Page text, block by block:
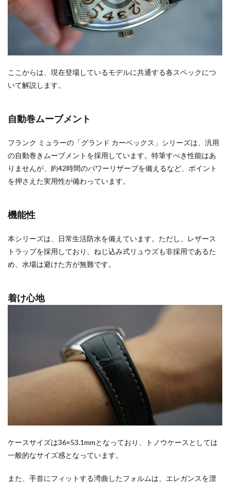
ここからは、現在登場しているモデルに共通する各スペックにつ
いて解説します。
自動巻ムーブメント
フランク ミュラーの「グランド カーベックス」シリーズは、汎用
の自動巻きムーブメントを採用しています。特筆すべき性能はあ
りませんが、約42時間のパワーリザーブを備えるなど、ポイント
を押さえた実用性が備わっています。
機能性
本シリーズは、日常生活防水を備えています。ただし、レザース
トラップを採用しており、ねじ込み式リュウズも非採用であるた
め、水場は避けた方が無難です。
着け心地
ケースサイズは36×53.1mmとなっており、トノウケースとしては
一般的なサイズ感となっています。
また、手首にフィットする湾曲したフォルムは、エレガンスを漂